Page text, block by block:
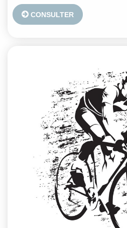
CONSULTER